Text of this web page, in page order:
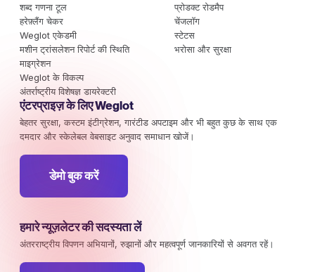
शब्द गणना टूल
हरेफ़्लैंग चेकर
Weglot एकेडमी
मशीन ट्रांसलेशन रिपोर्ट की स्थिति
माइग्रेशन
Weglot के विकल्प
अंतर्राष्ट्रीय विशेषज्ञ डायरेक्टरी
प्रोडक्ट रोडमैप
चेंजलॉग
स्टेटस
भरोसा और सुरक्षा
एंटरप्राइज़ के लिए Weglot
बेहतर सुरक्षा, कस्टम इंटीग्रेशन, गारंटीड अपटाइम और भी बहुत कुछ के साथ एक
दमदार और स्केलेबल वेबसाइट अनुवाद समाधान खोजें।
डेमो बुक करें
हमारे न्यूज़लेटर की सदस्यता लें
अंतरराष्ट्रीय विपणन अभियानों, रुझानों और महत्वपूर्ण जानकारियों से अवगत रहें।